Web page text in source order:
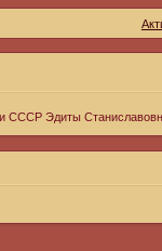
СССР Эдиты